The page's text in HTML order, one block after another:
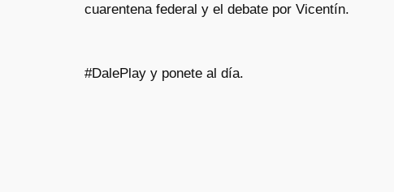
cuarentena federal y el debate por Vicentín.
#DalePlay y ponete al día.